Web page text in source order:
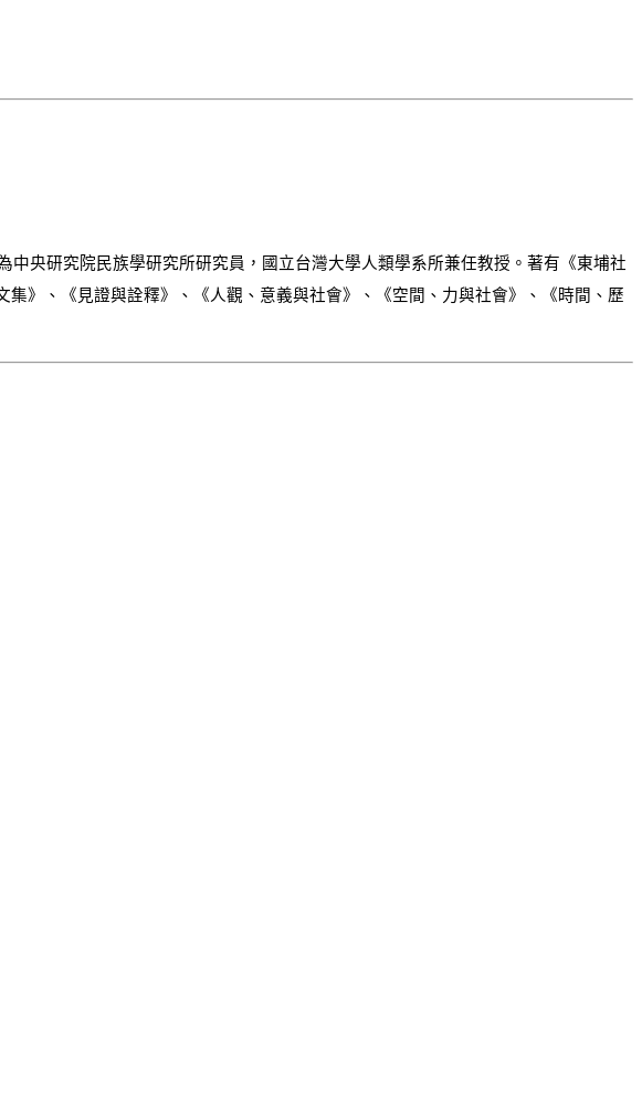
央研究院民族學研究所研究員，國立台灣大學人類學系所兼任教授。著有《東埔社
》、《見證與詮釋》、《人觀、意義與社會》、《空間、力與社會》、《時間、歷